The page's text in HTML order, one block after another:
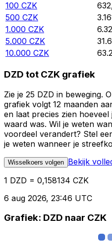
100 CZK
500 CZK
1.000 CZK
5.000 CZK
10.000 CZK
DZD tot CZK grafiek
Zie je 25 DZD in beweging.
grafiek volgt 12 maanden
en laat precies zien
waard was. Wil je weten
voordeel verandert? Stel
je weten wanneer je
Wisselkoers volgen Bekijk
1 DZD = 0,158134 CZK
6 aug 2026, 23:46 UTC
Grafiek: DZD naar CZK